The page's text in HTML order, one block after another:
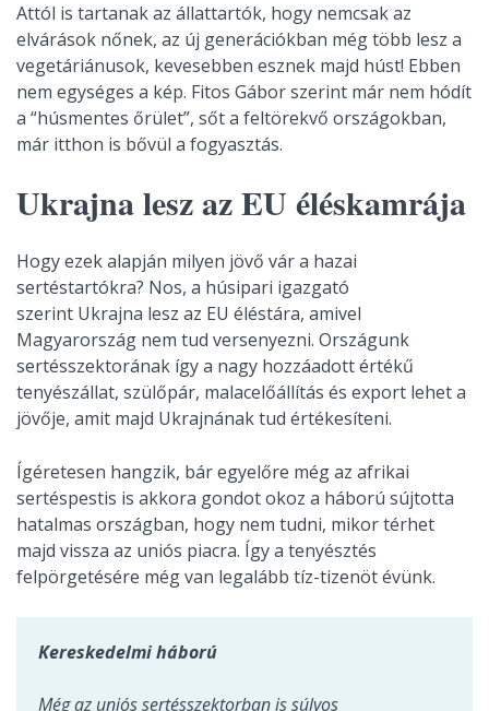
Attól is tartanak az állattartók, hogy nemcsak az
elvárások nőnek, az új generációkban még több lesz a
vegetáriánusok, kevesebben esznek majd húst! Ebben
nem egységes a kép. Fitos Gábor szerint már nem hódít
a “húsmentes őrület”, sőt a feltörekvő országokban,
már itthon is bővül a fogyasztás.
Ukrajna lesz az EU éléskamrája
Hogy ezek alapján milyen jövő vár a hazai
sertéstartókra? Nos, a húsipari igazgató
szerint Ukrajna lesz az EU éléstára, amivel
Magyarország nem tud versenyezni. Országunk
sertésszektorának így a nagy hozzáadott értékű
tenyészállat, szülőpár, malacelőállítás és export lehet a
jövője, amit majd Ukrajnának tud értékesíteni.
Ígéretesen hangzik, bár egyelőre még az afrikai
sertéspestis is akkora gondot okoz a háború sújtotta
hatalmas országban, hogy nem tudni, mikor térhet
majd vissza az uniós piacra. Így a tenyésztés
felpörgetésére még van legalább tíz-tizenöt évünk.
Kereskedelmi háború
Még az uniós sertésszektorban is súlyos